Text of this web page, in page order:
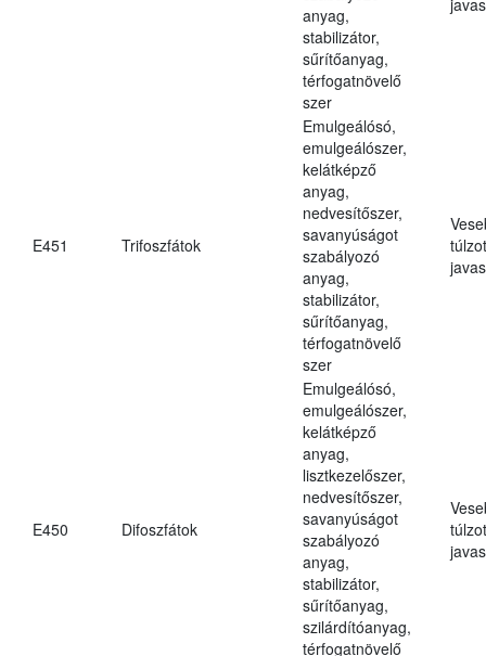
anyag,
stabilizátor,
sűrítőanyag,
térfogatnövelő
szer
E451 Trifoszfátok
Emulgeálósó,
emulgeálószer,
kelátképző
anyag,
nedvesítőszer,
savanyúságot
szabályozó
anyag,
stabilizátor,
sűrítőanyag,
térfogatnövelő
szer
E450 Difoszfátok
Emulgeálósó,
emulgeálószer,
kelátképző
anyag,
lisztkezelőszer,
nedvesítőszer,
savanyúságot
szabályozó
anyag,
stabilizátor,
sűrítőanyag,
szilárdítóanyag,
térfogatnövelő